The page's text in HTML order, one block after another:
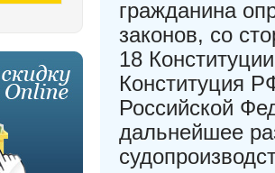
гражданина
законов, со
18
Конституция
Российской
дальнейшее